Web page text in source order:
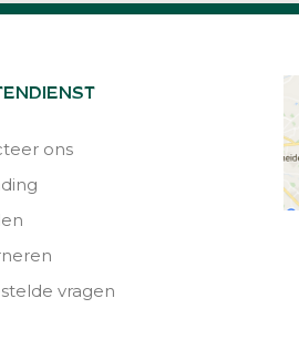
ons
vragen